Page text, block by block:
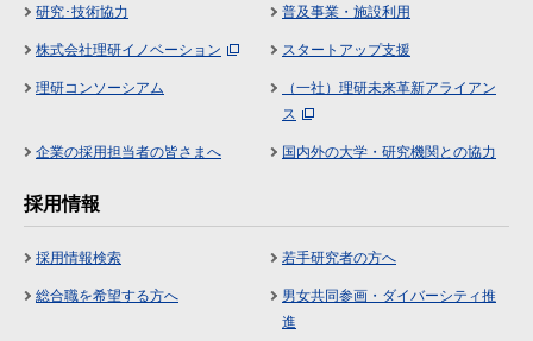
研究･技術協力 普及事業・施設利用
株式会社理研イノベーション スタートアップ支援
理研コンソーシアム
（一社）理研未来革新アライアン
ス
企業の採用担当者の皆さまへ 国内外の大学・研究機関との協力
採用情報
採用情報検索 若手研究者の方へ
総合職を希望する方へ
男女共同参画・ダイバーシティ推
進